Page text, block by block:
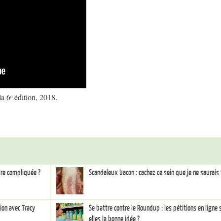
6ᵉ édition, 2018.
compliquée ? Scandaleux bacon : cachez ce sein que je ne saurais
avec Tracy
Se battre contre le Roundup : les pétitions en ligne
elles la bonne idée ?